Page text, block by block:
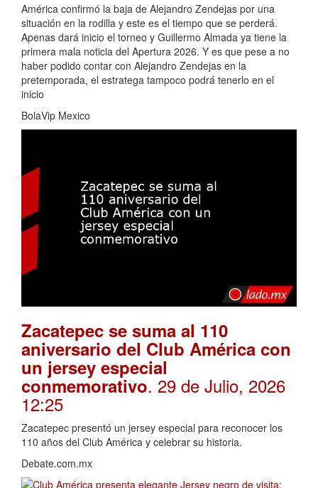
América confirmó la baja de Alejandro Zendejas por una
situación en la rodilla y este es el tiempo que se perderá.
Apenas dará inicio el torneo y Guillermo Almada ya tiene la
primera mala noticia del Apertura 2026. Y es que pese a no
haber podido contar con Alejandro Zendejas en la
pretemporada, el estratega tampoco podrá tenerlo en el
inicio
BolaVip Mexico
Zacatepec se suma al 110
aniversario del Club América con
un jersey especial
conmemorativo. 29 de Julio, 2026
12:25
Zacatepec presentó un jersey especial para reconocer los
110 años del Club América y celebrar su historia.
Debate.com.mx